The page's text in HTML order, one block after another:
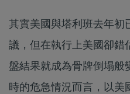
其實美國與塔利班去年初
議，但在執行上美國卻錯
盤結果就成為骨牌倒塌般
時的危急情況而言，以美